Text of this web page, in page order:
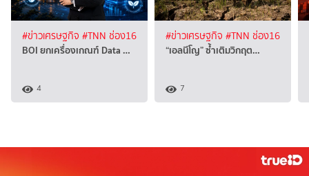
#ข่าวเศรษฐกิจ #TNN ช่อง16
BOI ยกเครื่องเกณฑ์ Data …
4
#ข่าวเศรษฐกิจ #TNN ช่อง16
“เอลนีโญ” ซ้ำเติมวิกฤต…
7